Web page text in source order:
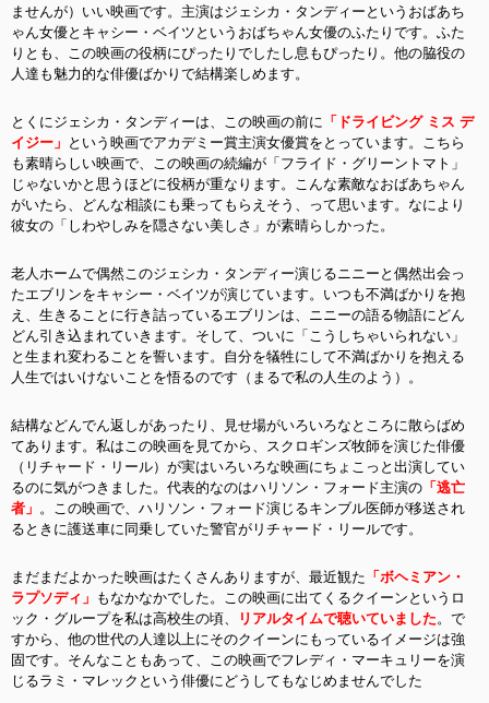
ませんが）いい映画です。主演はジェシカ・タンディーというおばあち
ゃん女優とキャシー・ベイツというおばちゃん女優のふたりです。ふた
りとも、この映画の役柄にぴったりでしたし息もぴったり。他の脇役の
人達も魅力的な俳優ばかりで結構楽しめます。
とくにジェシカ・タンディーは、この映画の前に 「ドライビング ミス デ
イジー」 という映画でアカデミー賞主演女優賞をとっています。こちら
も素晴らしい映画で、この映画の続編が「フライド・グリーントマト」
じゃないかと思うほどに役柄が重なります。こんな素敵なおばあちゃん
がいたら、どんな相談にも乗ってもらえそう、って思います。なにより
彼女の「しわやしみを隠さない美しさ」が素晴らしかった。
老人ホームで偶然このジェシカ・タンディー演じるニニーと偶然出会っ
たエブリンをキャシー・ベイツが演じています。いつも不満ばかりを抱
え、生きることに行き詰っているエブリンは、ニニーの語る物語にどん
どん引き込まれていきます。そして、ついに「こうしちゃいられない」
と生まれ変わることを誓います。自分を犠牲にして不満ばかりを抱える
人生ではいけないことを悟るのです（まるで私の人生のよう）。
結構などんでん返しがあったり、見せ場がいろいろなところに散らばめ
てあります。私はこの映画を見てから、スクロギンズ牧師を演じた俳優
（リチャード・リール）が実はいろいろな映画にちょこっと出演してい
るのに気がつきました。代表的なのはハリソン・フォード主演の 「逃亡
者」 。この映画で、ハリソン・フォード演じるキンブル医師が移送され
るときに護送車に同乗していた警官がリチャード・リールです。
まだまだよかった映画はたくさんありますが、最近観た 「ボヘミアン・
ラプソディ」 もなかなかでした。この映画に出てくるクイーンというロ
ック・グループを私は高校生の頃、
リアルタイムで聴いていました。で
すから、他の世代の人達以上にそのクイーンにもっているイメージは強
固です。そんなこともあって、この映画でフレディ・マーキュリーを演
じるラミ・マレックという俳優にどうしてもなじめませんでした